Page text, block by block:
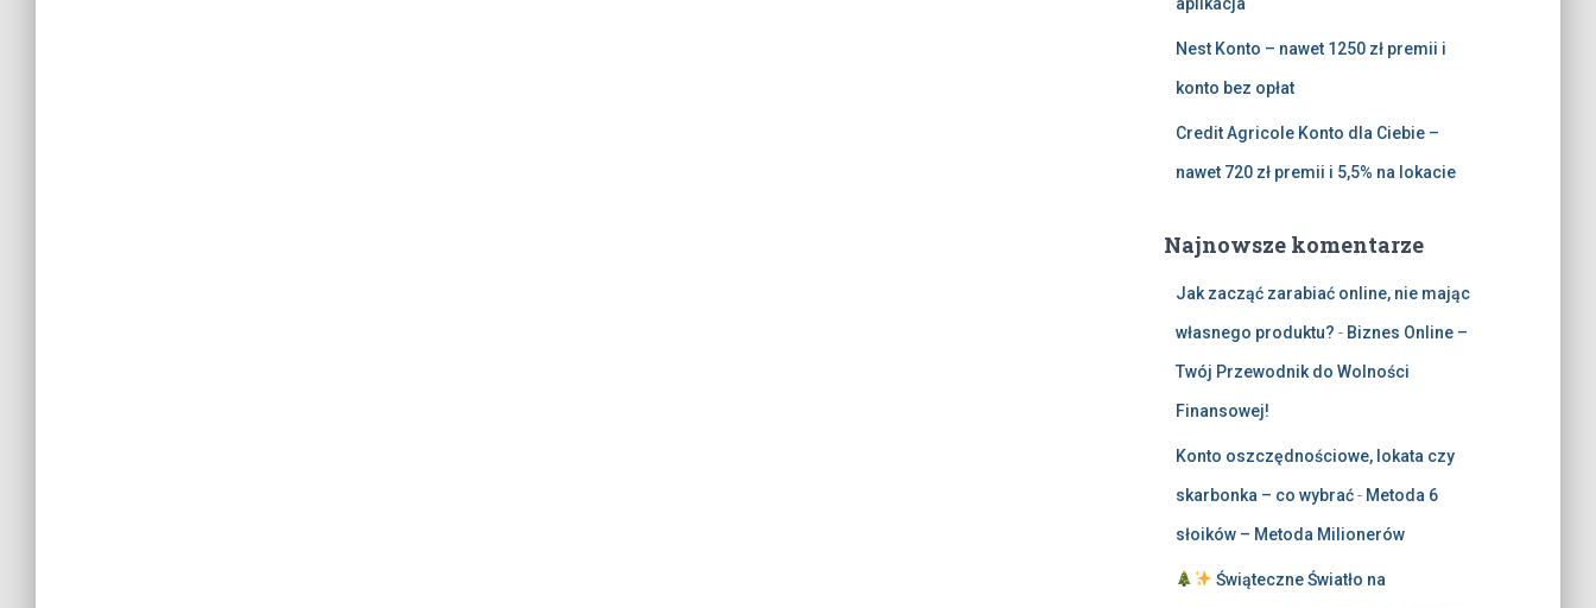
Nest Konto – nawet 1250 zł premii i
konto bez opłat
Credit Agricole Konto dla Ciebie –
nawet 720 zł premii i 5,5% na lokacie
Najnowsze komentarze
Jak zacząć zarabiać online, nie mając
własnego produktu? - Biznes Online –
Twój Przewodnik do Wolności
Finansowej!
Konto oszczędnościowe, lokata czy
skarbonka – co wybrać- Metoda 6
słoików – Metoda Milionerów
Świąteczne Światło na